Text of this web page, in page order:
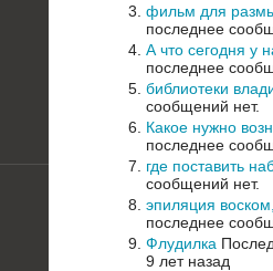
фильм для
последнее
А что сегодня у
последнее
библиотеки
сообщений нет.
Какое нужно
последнее
где поставить
сообщений нет.
эпиляция
последнее
Флудилка
9 лет назад